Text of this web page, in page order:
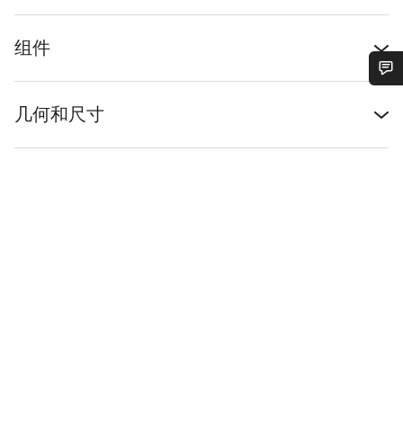
组件
几何和尺寸
您需要帮助吗？
我们的客户支持专家正在等待为您答疑解惑。